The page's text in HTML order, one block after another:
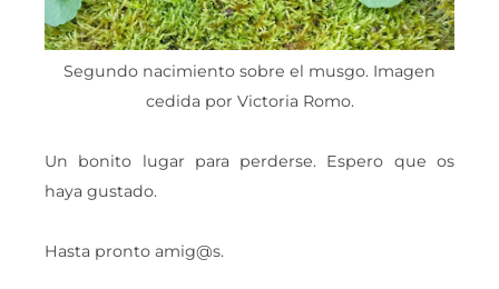
Segundo nacimiento sobre el musgo. Imagen
cedida por Victoria Romo.
Un bonito lugar para perderse. Espero que os
haya gustado.
Hasta pronto amig@s.